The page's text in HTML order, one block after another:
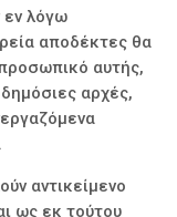
εν λόγω
αποδέκτες θα
αυτής,
αρχές,
αντικείμενο
ως εκ τούτου